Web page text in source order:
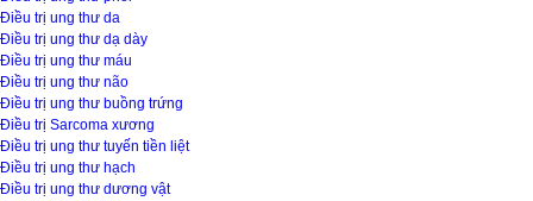
Điều trị ung thư da
Điều trị ung thư dạ dày
Điều trị ung thư máu
Điều trị ung thư não
Điều trị ung thư buồng trứng
Điều trị Sarcoma xương
Điều trị ung thư tuyến tiền liệt
Điều trị ung thư hạch
Điều trị ung thư dương vật